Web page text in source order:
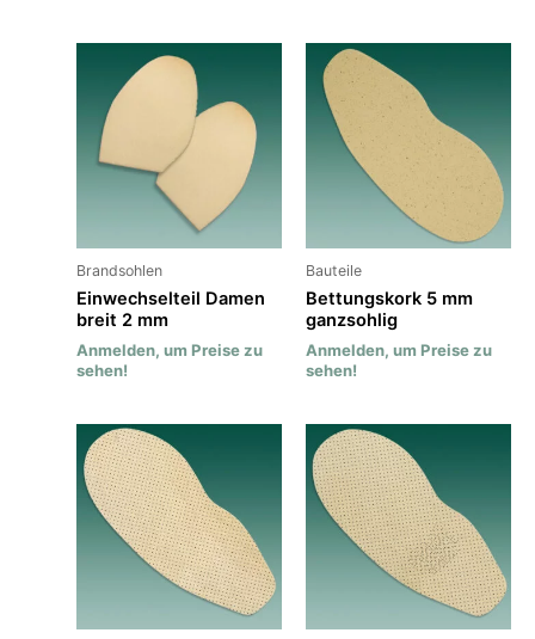
Brandsohlen
Einwechselteil Damen
breit 2 mm
Anmelden, um Preise zu
sehen!
Bauteile
Bettungskork 5 mm
ganzsohlig
Anmelden, um Preise zu
sehen!